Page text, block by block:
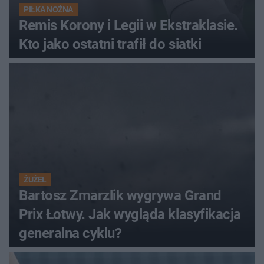
PIŁKA NOŻNA
Remis Korony i Legii w Ekstraklasie.
Kto jako ostatni trafił do siatki
ŻUŻEL
Bartosz Zmarzlik wygrywa Grand
Prix Łotwy. Jak wygląda klasyfikacja
generalna cyklu?